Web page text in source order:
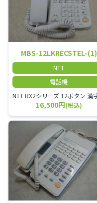
MBS-12LKRECSTEL-(1)
NTT
電話機
16,500円(税込)